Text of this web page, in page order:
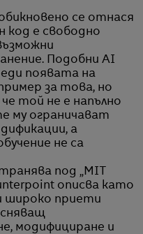
се отнася
код е свободно
Подобни AI
появата на
за това, но
той не е напълно
му ограничават
а
не са
под „MIT
описва като
широко приети
модифициране и